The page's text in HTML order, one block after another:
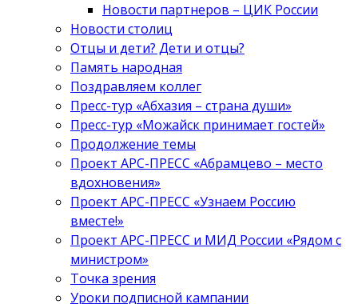
Новости партнеров – ЦИК России
Новости столиц
Отцы и дети? Дети и отцы?
Память народная
Поздравляем коллег
Пресс-тур «Абхазия – страна души»
Пресс-тур «Можайск принимает гостей»
Продолжение темы
Проект АРС-ПРЕСС «Абрамцево – место
вдохновения»
Проект АРС-ПРЕСС «Узнаем Россию
вместе!»
Проект АРС-ПРЕСС и МИД России «Рядом с
министром»
Точка зрения
Уроки подписной кампании